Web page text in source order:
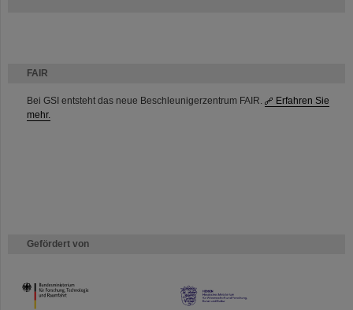
FAIR
Bei GSI entsteht das neue Beschleunigerzentrum FAIR.
Erfahren Sie
mehr.
Gefördert von
HMWK